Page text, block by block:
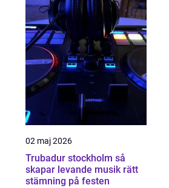
02 maj 2026
Trubadur stockholm så
skapar levande musik rätt
stämning på festen